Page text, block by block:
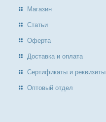
Магазин
Статьи
Оферта
Доставка и оплата
Сертификаты и реквизиты
Оптовый отдел